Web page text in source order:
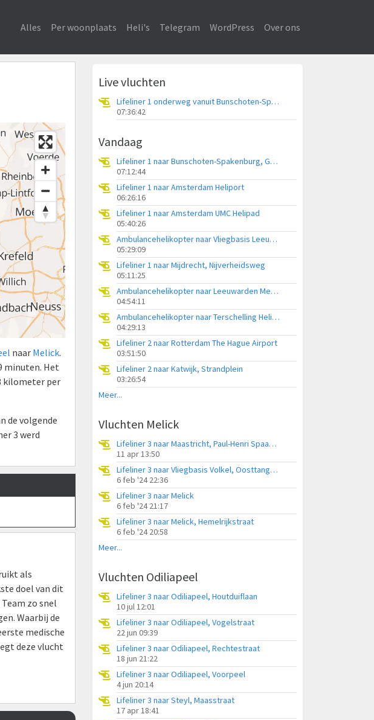
Alles Per woonplaats Heli's Telegram WordPress Over ons
naar Melick.
minuten. Het
kilometer per
de volgende
3 werd
als
doel van dit
zo snel
Waarbij de
medische
deze vlucht
Live vluchten
Lifeliner 1 onderweg vanuit Bunschoten-Spakenburg
07:36:42
Vandaag
Lifeliner 1 naar Bunschoten-Spakenburg, Gasthuisweg
07:12:44
Lifeliner 1 naar Amsterdam Heliport
06:26:16
Lifeliner 1 naar Amsterdam UMC Helipad
05:40:26
Ambulancehelikopter naar Vliegbasis Leeuwarden
05:29:09
Lifeliner 1 naar Mijdrecht, Nijverheidsweg
05:11:25
Ambulancehelikopter naar Leeuwarden Medical Center Heliport
04:54:11
Ambulancehelikopter naar Terschelling Heliport
04:29:13
Lifeliner 2 naar Rotterdam The Hague Airport
03:51:50
Lifeliner 2 naar Katwijk, Strandplein
03:26:54
Meer...
Vluchten Melick
Lifeliner 3 naar Maastricht, Paul-Henri Spaaklaan
11 apr 13:50
Lifeliner 3 naar Vliegbasis Volkel, Oosttangent Zuid
6 feb '24 22:36
Lifeliner 3 naar Melick
6 feb '24 21:17
Lifeliner 3 naar Melick, Hemelrijkstraat
6 feb '24 20:58
Meer...
Vluchten Odiliapeel
Lifeliner 3 naar Odiliapeel, Houtduiflaan
10 jul 12:01
Lifeliner 3 naar Odiliapeel, Vogelstraat
22 jun 09:39
Lifeliner 3 naar Odiliapeel, Rechtestraat
18 jun 21:22
Lifeliner 3 naar Odiliapeel, Voorpeel
4 jun 20:14
Lifeliner 3 naar Steyl, Maasstraat
17 apr 18:41